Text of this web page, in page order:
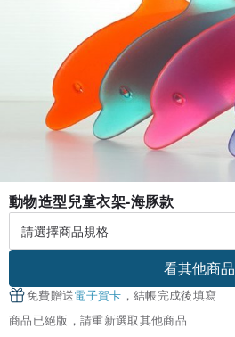
動物造型兒童衣架-海豚款
看其他商品
免費贈送電子賀卡 ，結帳完成後填寫
商品已絕版，請重新選取其他商品